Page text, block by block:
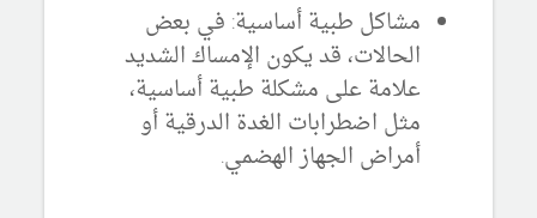
مشاكل طبية أساسية: في بعض
الحالات، قد يكون الإمساك الشديد
علامة على مشكلة طبية أساسية،
مثل اضطرابات الغدة الدرقية أو
أمراض الجهاز الهضمي.